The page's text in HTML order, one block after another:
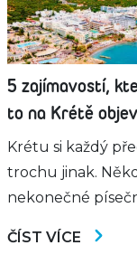
5 zajímavostí,
to na Krétě
Krétu si každý
trochu jinak.
nekonečné
jedné z
ČÍST VÍCE